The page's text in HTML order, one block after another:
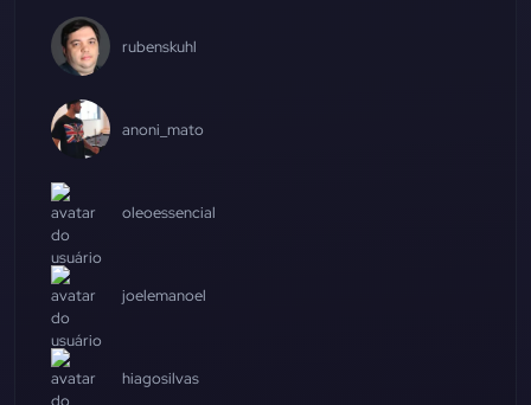
rubenskuhl
anoni_mato
oleoessencial
joelemanoel
hiagosilvas